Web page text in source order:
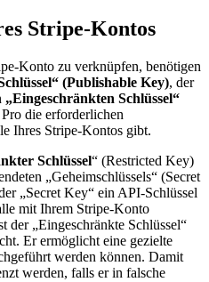
Stripe-Kontos
Konto zu verknüpfen, benötigen
(Publishable Key), der
„Eingeschränkten Schlüssel“
die erforderlichen
Ihres Stripe-Kontos gibt.
Schlüssel“ (Restricted Key)
„Geheimschlüssels“ (Secret
„Secret Key“ ein API-Schlüssel
mit Ihrem Stripe-Konto
der „Eingeschränkte Schlüssel“
Er ermöglicht eine gezielte
werden können. Damit
werden, falls er in falsche